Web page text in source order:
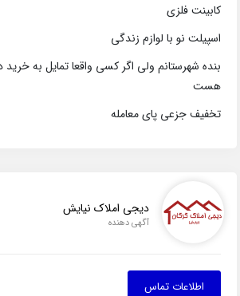
کابینت فلزی
اسپیلت نو با لوازم زندگی
بنده شهرستانم ولی اگر کسی واقعا تمایل به خرید
هست
تخفیف جزعی پای معامله
دیجی املاک نیایش
آگهی دهنده
اطلاعات تماس